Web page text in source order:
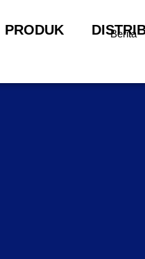
PRODUK Berita